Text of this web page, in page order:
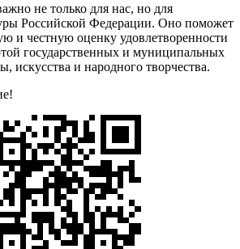
не только для нас, но для
Российской Федерации. Оно поможет
и честную оценку удовлетворенности
государственных и муниципальных
искусства и народного творчества.